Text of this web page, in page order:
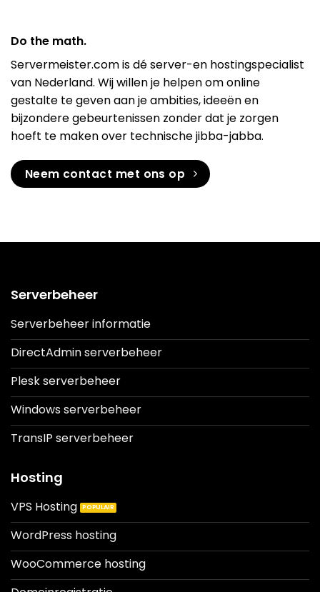
Do the math.
Servermeister.com is dé server-en hostingspecialist
van Nederland. Wij willen je helpen om online
gestalte te geven aan je ambities, ideeën en
bijzondere gebeurtenissen zonder dat je zorgen
hoeft te maken over technische jibba-jabba.
Neem contact met ons op
Serverbeheer
Serverbeheer informatie
DirectAdmin serverbeheer
Plesk serverbeheer
Windows serverbeheer
TransIP serverbeheer
Hosting
VPS Hosting
WordPress hosting
WooCommerce hosting